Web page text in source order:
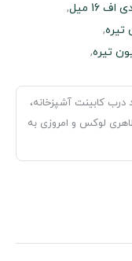
اف 16 میل
,
,
تیره,
درب کابینت آشپزخانه،
لوکس و امروزی به